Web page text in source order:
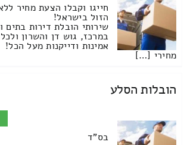
חייגו וקבלו הצעת מחיר
הזול בישראל!
שירותי הובלת דירות בתים
במרכז, גוש דן והשרון
אמינות ודייקנות מעל הכל!
מחירי […]
הובלות הסלע
בס"ד